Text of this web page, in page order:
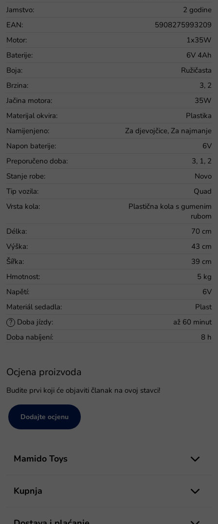
Jamstvo:
2 godine
EAN:
5908275993209
Motor:
1x35W
Baterije:
6V 4Ah
Boja:
Ružičasta
Brzina:
3, 2
Jačina motora:
35W
Materijal okvira:
Plastika
Namijenjeno:
Za djevojčice, Za najmanje
Napon baterije:
6V
Preporučeno doba:
3, 1, 2
Stanje robe:
Novo
Tip vozila:
Quad
Vrsta kola:
Plastična kola s gumenim
rubom
Délka:
70 cm
Výška:
43 cm
Šířka:
39 cm
Hmotnost:
5 kg
Napětí:
6V
Materiál sedadla: Plast
? Doba jízdy:
až 60 minut
Doba nabíjení: 8 h
Ocjena proizvoda
Budite prvi koji će objaviti članak na ovoj stavci!
Dodajte ocjenu
Mamido Toys
Kupnja